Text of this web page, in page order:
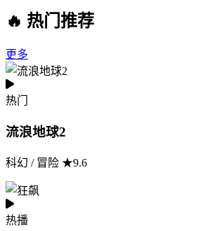
🔥 热门推荐
更多
热门
流浪地球2
科幻 / 冒险 ★9.6
热播